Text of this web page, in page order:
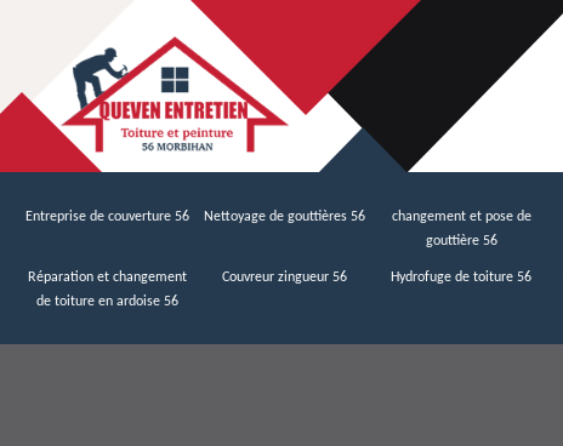
Entreprise de couverture 56 Nettoyage de gouttières 56
changement et pose de
gouttière 56
Réparation et changement
de toiture en ardoise 56
Couvreur zingueur 56 Hydrofuge de toiture 56